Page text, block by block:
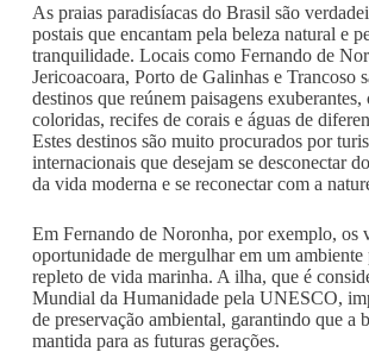
As praias paradisíacas do Brasil são
postais que encantam pela beleza natural e
tranquilidade. Locais como Fernando de
Jericoacoara, Porto de Galinhas e Trancoso
destinos que reúnem paisagens exuberantes,
coloridas, recifes de corais e águas de
Estes destinos são muito procurados por
internacionais que desejam se desconectar
da vida moderna e se reconectar com a
Em Fernando de Noronha, por exemplo, os
oportunidade de mergulhar em um ambiente
repleto de vida marinha. A ilha, que é
Mundial da Humanidade pela UNESCO,
de preservação ambiental, garantindo que a
mantida para as futuras gerações.